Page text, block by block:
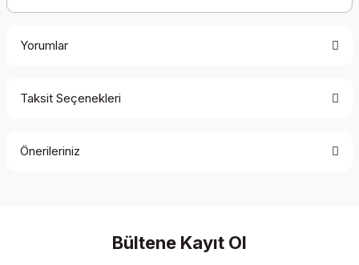
Yorumlar
Taksit Seçenekleri
Önerileriniz
Görüş ve önerileriniz için teşekkür ederiz.
Bültene Kayıt Ol